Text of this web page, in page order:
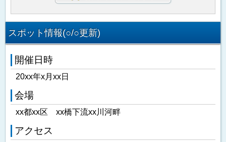
スポット情報(○/○更新)
開催日時
20xx年x月xx日
会場
xx都xx区 xx橋下流xx川河畔
アクセス